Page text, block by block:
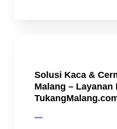
Solusi Kaca &
Malang – Layanan